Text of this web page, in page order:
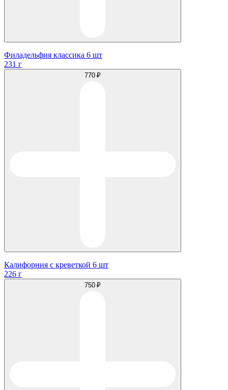
Филадельфия классика 6 шт
231 г
770 ₽
Калифорния с креветкой 6 шт
226 г
750 ₽